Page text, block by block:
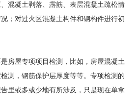
混凝土剥落、露筋、表层混凝土疏松情
；对过火区混凝土构件和钢构件进行初
房屋专项项目检测，比如，房屋混凝土
测，钢筋保护层厚度等等。专项检测的
里或多或少地有所涉及，只是现在单拿